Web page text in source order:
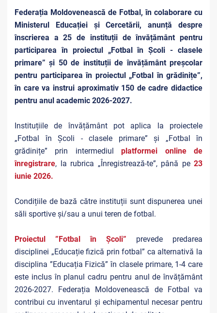
Federația Moldovenească de Fotbal, în colaborare cu
Ministerul Educației și Cercetării, anunță despre
înscrierea a 25 de instituții de învățământ pentru
participarea în proiectul „Fotbal în Școli - clasele
primare” și 50 de instituții de învățământ preșcolar
pentru participarea în proiectul „Fotbal în grădinițe”,
în care va instrui aproximativ 150 de cadre didactice
pentru anul academic 2026-2027.
Instituțiile de învățământ pot aplica la proiectele
„Fotbal în Școli - clasele primare” și „Fotbal în
grădinițe” prin intermediulplatformei online de
înregistrare, la rubrica „Înregistrează-te”, până pe 23
iunie 2026.
Condițiile de bază către instituții sunt dispunerea unei
săli sportive și/sau a unui teren de fotbal.
Proiectul ”Fotbal în Școli” prevede predarea
disciplinei „Educație fizică prin fotbal” ca alternativă la
disciplina ”Educația Fizică” în clasele primare, 1-4 care
este inclus în planul cadru pentru anul de învățământ
2026-2027. Federația Moldovenească de Fotbal va
contribui cu inventarul și echipamentul necesar pentru